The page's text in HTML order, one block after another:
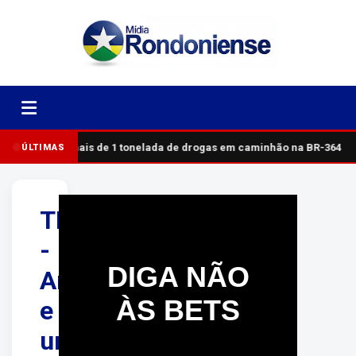
ÚLTIMAS
apreende mais de 1 tonelada de drogas em caminhão na BR-364
TRÁGICO
-
Arquiteta
e
urbanista
DIGA NÃO
ÀS BETS